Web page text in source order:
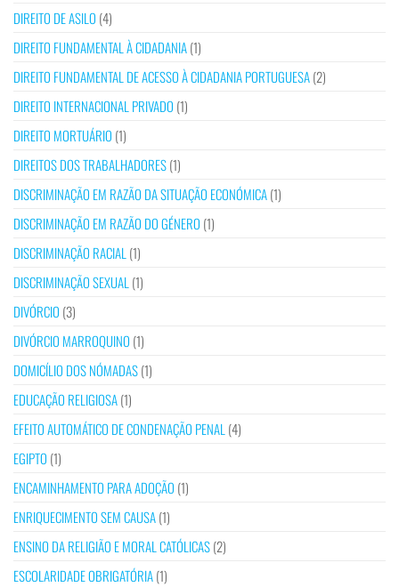
DIREITO DE ASILO (4)
DIREITO FUNDAMENTAL À CIDADANIA(1)
DIREITO FUNDAMENTAL DE ACESSO À CIDADANIA PORTUGUESA(2)
DIREITO INTERNACIONAL PRIVADO (1)
DIREITO MORTUÁRIO (1)
DIREITOS DOS TRABALHADORES(1)
DISCRIMINAÇÃO EM RAZÃO DA SITUAÇÃO ECONÓMICA(1)
DISCRIMINAÇÃO EM RAZÃO DO GÉNERO (1)
DISCRIMINAÇÃO RACIAL (1)
DISCRIMINAÇÃO SEXUAL (1)
DIVÓRCIO (3)
DIVÓRCIO MARROQUINO (1)
DOMICÍLIO DOS NÓMADAS(1)
EDUCAÇÃO RELIGIOSA(1)
EFEITO AUTOMÁTICO DE CONDENAÇÃO PENAL (4)
EGIPTO (1)
ENCAMINHAMENTO PARA ADOÇÃO (1)
ENRIQUECIMENTO SEM CAUSA(1)
ENSINO DA RELIGIÃO E MORAL CATÓLICAS(2)
ESCOLARIDADE OBRIGATÓRIA(1)